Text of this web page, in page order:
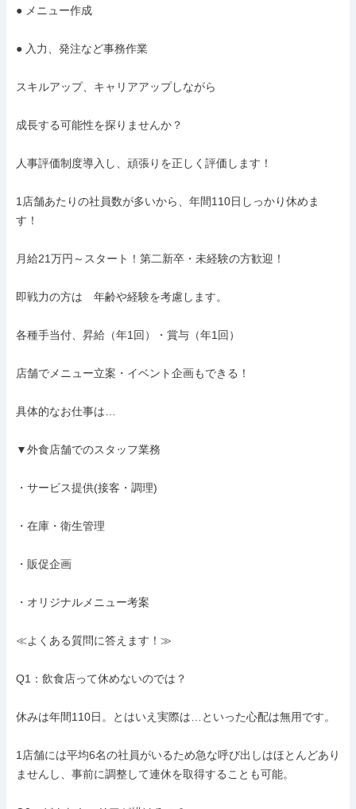
● メニュー作成
● 入力、発注など事務作業
スキルアップ、キャリアアップしながら
成長する可能性を探りませんか？
人事評価制度導入し、頑張りを正しく評価します！
1店舗あたりの社員数が多いから、年間110日しっかり休めま
す！
月給21万円～スタート！第二新卒・未経験の方歓迎！
即戦力の方は　年齢や経験を考慮します。
各種手当付、昇給（年1回）・賞与（年1回）
店舗でメニュー立案・イベント企画もできる！
具体的なお仕事は…
▼外食店舗でのスタッフ業務
・サービス提供(接客・調理)
・在庫・衛生管理
・販促企画
・オリジナルメニュー考案
≪よくある質問に答えます！≫
Q1：飲食店って休めないのでは？
休みは年間110日。とはいえ実際は…といった心配は無用です。
1店舗には平均6名の社員がいるため急な呼び出しはほとんどあり
ませんし、事前に調整して連休を取得することも可能。